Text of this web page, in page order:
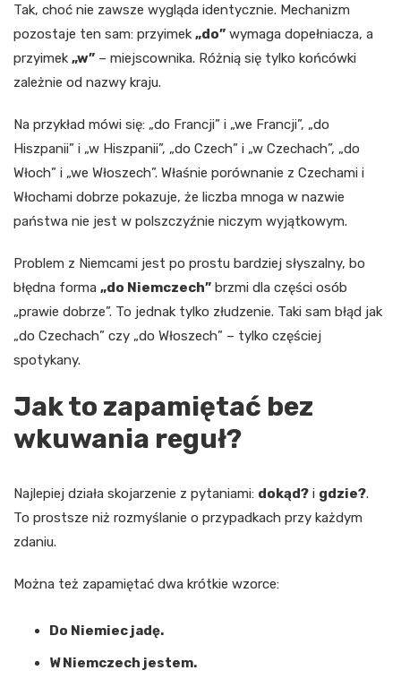
Tak, choć nie zawsze wygląda identycznie. Mechanizm
pozostaje ten sam: przyimek „do” wymaga dopełniacza, a
przyimek „w” – miejscownika. Różnią się tylko końcówki
zależnie od nazwy kraju.
Na przykład mówi się: „do Francji” i „we Francji”, „do
Hiszpanii” i „w Hiszpanii”, „do Czech” i „w Czechach”, „do
Włoch” i „we Włoszech”. Właśnie porównanie z Czechami i
Włochami dobrze pokazuje, że liczba mnoga w nazwie
państwa nie jest w polszczyźnie niczym wyjątkowym.
Problem z Niemcami jest po prostu bardziej słyszalny, bo
błędna forma „do Niemczech” brzmi dla części osób
„prawie dobrze”. To jednak tylko złudzenie. Taki sam błąd jak
„do Czechach” czy „do Włoszech” – tylko częściej
spotykany.
Jak to zapamiętać bez
wkuwania reguł?
Najlepiej działa skojarzenie z pytaniami: dokąd? i gdzie?.
To prostsze niż rozmyślanie o przypadkach przy każdym
zdaniu.
Można też zapamiętać dwa krótkie wzorce:
Do Niemiec jadę.
W Niemczech jestem.